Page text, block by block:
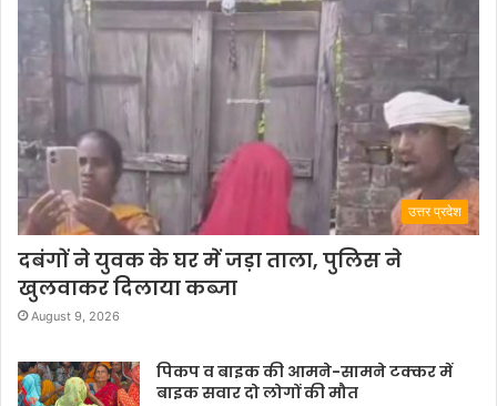
उत्तर प्रदेश
दबंगों ने युवक के घर में जड़ा ताला, पुलिस ने
खुलवाकर दिलाया कब्जा
August 9, 2026
पिकप व बाइक की आमने-सामने टक्कर में
बाइक सवार दो लोगों की मौत